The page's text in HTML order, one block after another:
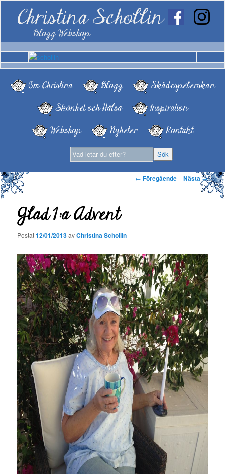
Christina Schollin
Blogg Webshop
Om Christina Blogg
Skådespelerskan
Skönhet och Hälsa
Inspiration
Webshop
Nyheter Kontakt
Inläggsnavigering
← Föregående Nästa→
Glad 1:a Advent
Postat12/01/2013avChristina Schollin